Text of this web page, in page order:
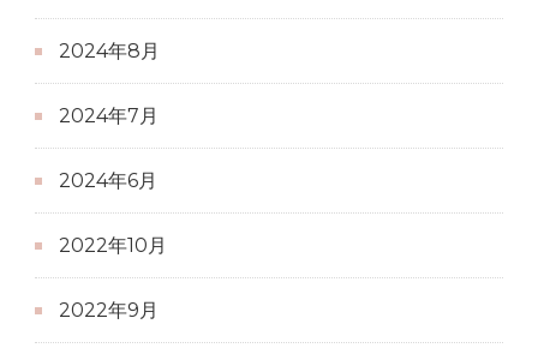
2024年8月
2024年7月
2024年6月
2022年10月
2022年9月